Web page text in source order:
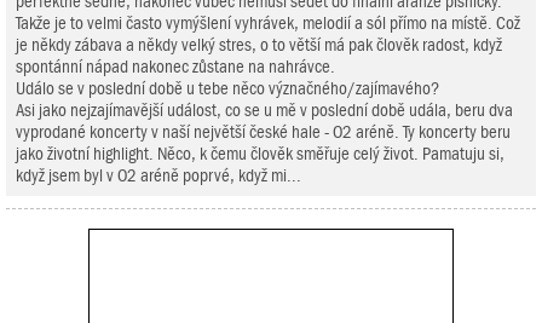
Takže je to velmi často vymýšlení vyhrávek, melodií a sól přímo na místě. Což
je někdy zábava a někdy velký stres, o to větší má pak člověk radost, když
spontánní nápad nakonec zůstane na nahrávce.
Událo se v poslední době u tebe něco význačného/zajímavého?
Asi jako nejzajímavější událost, co se u mě v poslední době udála, beru dva
vyprodané koncerty v naší největší české hale - O2 aréně. Ty koncerty beru
jako životní highlight. Něco, k čemu člověk směřuje celý život. Pamatuju si,
když jsem byl v O2 aréně poprvé, když mi...